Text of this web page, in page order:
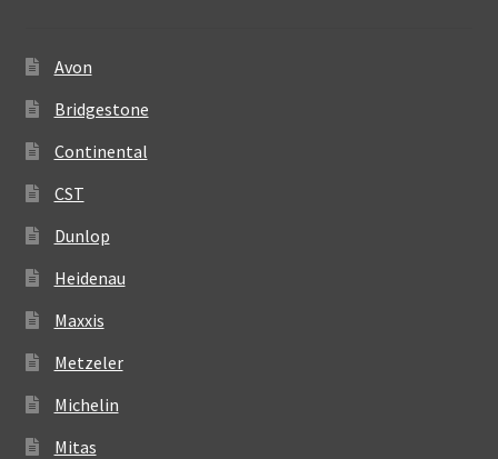
Avon
Bridgestone
Continental
CST
Dunlop
Heidenau
Maxxis
Metzeler
Michelin
Mitas